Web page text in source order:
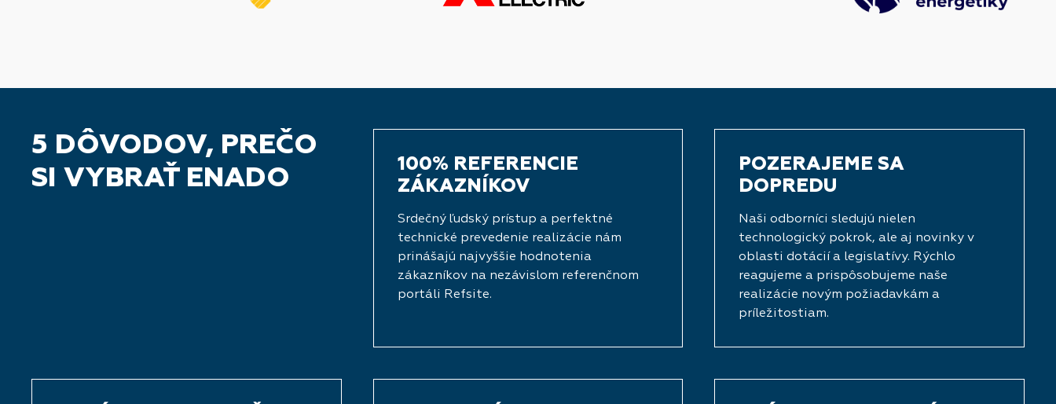
5 DÔVODOV, PREČO
SI VYBRAŤ ENADO
100% REFERENCIE
ZÁKAZNÍKOV
Srdečný ľudský prístup a perfektné
technické prevedenie realizácie nám
prinášajú najvyššie hodnotenia
zákazníkov na nezávislom referenčnom
portáli Refsite.
POZERAJEME SA
DOPREDU
Naši odborníci sledujú nielen
technologický pokrok, ale aj novinky v
oblasti dotácií a legislatívy. Rýchlo
reagujeme a prispôsobujeme naše
realizácie novým požiadavkám a
príležitostiam.